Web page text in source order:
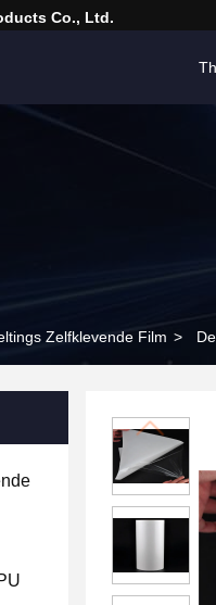
Co., Ltd.
Zelfklevende Film >